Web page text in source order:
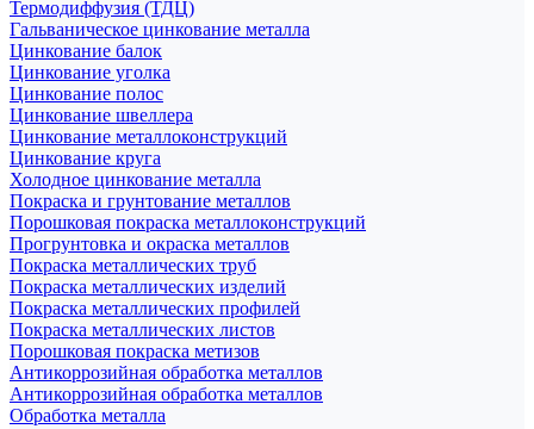
Термодиффузия (ТДЦ)
Гальваническое цинкование металла
Цинкование балок
Цинкование уголка
Цинкование полос
Цинкование швеллера
Цинкование металлоконструкций
Цинкование круга
Холодное цинкование металла
Покраска и грунтование металлов
Порошковая покраска металлоконструкций
Прогрунтовка и окраска металлов
Покраска металлических труб
Покраска металлических изделий
Покраска металлических профилей
Покраска металлических листов
Порошковая покраска метизов
Антикоррозийная обработка металлов
Антикоррозийная обработка металлов
Обработка металла